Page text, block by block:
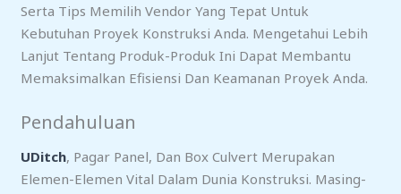
Serta Tips Memilih Vendor Yang Tepat Untuk
Kebutuhan Proyek Konstruksi Anda. Mengetahui Lebih
Lanjut Tentang Produk-Produk Ini Dapat Membantu
Memaksimalkan Efisiensi Dan Keamanan Proyek Anda.
Pendahuluan
UDitch, Pagar Panel, Dan Box Culvert Merupakan
Elemen-Elemen Vital Dalam Dunia Konstruksi. Masing-